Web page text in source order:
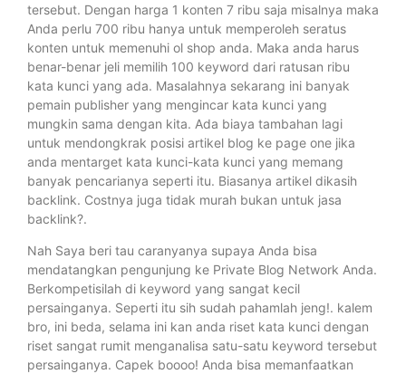
tersebut. Dengan harga 1 konten 7 ribu saja misalnya maka
Anda perlu 700 ribu hanya untuk memperoleh seratus
konten untuk memenuhi ol shop anda. Maka anda harus
benar-benar jeli memilih 100 keyword dari ratusan ribu
kata kunci yang ada. Masalahnya sekarang ini banyak
pemain publisher yang mengincar kata kunci yang
mungkin sama dengan kita. Ada biaya tambahan lagi
untuk mendongkrak posisi artikel blog ke page one jika
anda mentarget kata kunci-kata kunci yang memang
banyak pencarianya seperti itu. Biasanya artikel dikasih
backlink. Costnya juga tidak murah bukan untuk jasa
backlink?.
Nah Saya beri tau caranyanya supaya Anda bisa
mendatangkan pengunjung ke Private Blog Network Anda.
Berkompetisilah di keyword yang sangat kecil
persainganya. Seperti itu sih sudah pahamlah jeng!. kalem
bro, ini beda, selama ini kan anda riset kata kunci dengan
riset sangat rumit menganalisa satu-satu keyword tersebut
persainganya. Capek boooo! Anda bisa memanfaatkan